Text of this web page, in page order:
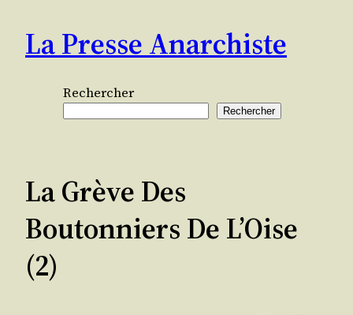
contenu
La Presse Anarchiste
Rechercher
Rechercher
La Grève Des
Boutonniers De L’Oise
(2)